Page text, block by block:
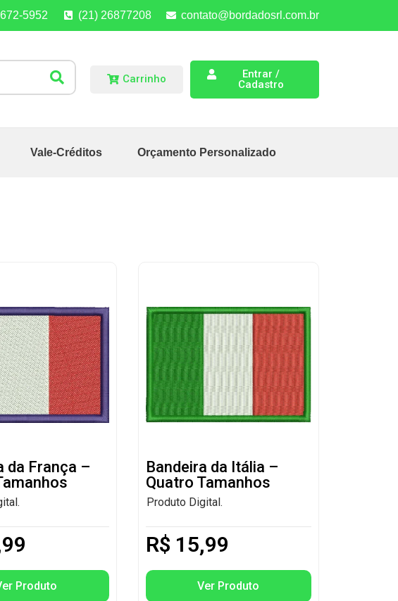
5952 (21) 26877208 contato@bordadosrl.com.br
Carrinho
Entrar /
Cadastro
Vale-Créditos Orçamento Personalizado
da França –
Produto
Bandeira da Itália –
Quatro Tamanhos
Produto Digital.
R$ 15,99
Ver Produto